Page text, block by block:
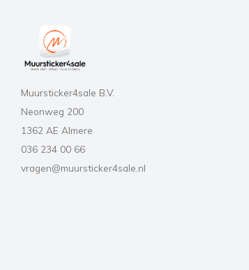
Muursticker4sale B.V.
Neonweg 200
1362 AE Almere
036 234 00 66
vragen@muursticker4sale.nl